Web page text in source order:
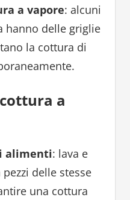
a vapore: alcuni
hanno delle griglie
la cottura di
a
alimenti: lava e
delle stesse
una cottura